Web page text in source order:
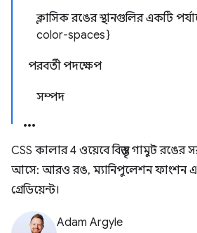
ক্লাসিক রঙের স্থানগুলির একটি
color-spaces}
পরবর্তী পদক্ষেপ
সম্পদ
CSS কালার 4 ওয়েবে বিস্তৃত গামুট রঙের
আসে: আরও রঙ, ম্যানিপুলেশন ফাংশন
গ্রেডিয়েন্ট।
Adam Argyle